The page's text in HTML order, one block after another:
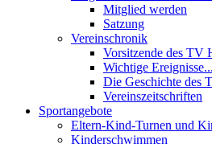
Mitglied werden
Satzung
Vereinschronik
Vorsitzende des TV
Wichtige Ereignisse...
Die Geschichte des
Vereinszeitschriften
Sportangebote
Eltern-Kind-Turnen und
Kinderschwimmen